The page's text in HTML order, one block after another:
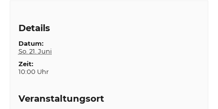
Details
Datum:
So. 21. Juni
Zeit:
10:00 Uhr
Veranstaltungsort